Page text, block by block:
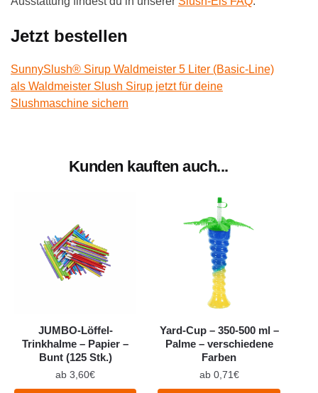
Jetzt bestellen
SunnySlush® Sirup Waldmeister 5 Liter (Basic-Line)
als Waldmeister Slush Sirup jetzt für deine
Slushmaschine sichern
Kunden kauften auch...
JUMBO-Löffel-
Trinkhalme – Papier –
Bunt (125 Stk.)
ab3,60€
Yard-Cup – 350-500 ml –
Palme – verschiedene
Farben
ab 0,71€